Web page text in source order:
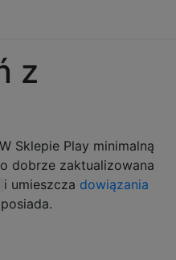
z
Sklepie Play minimalną
dobrze zaktualizowana
i umieszcza dowiązania